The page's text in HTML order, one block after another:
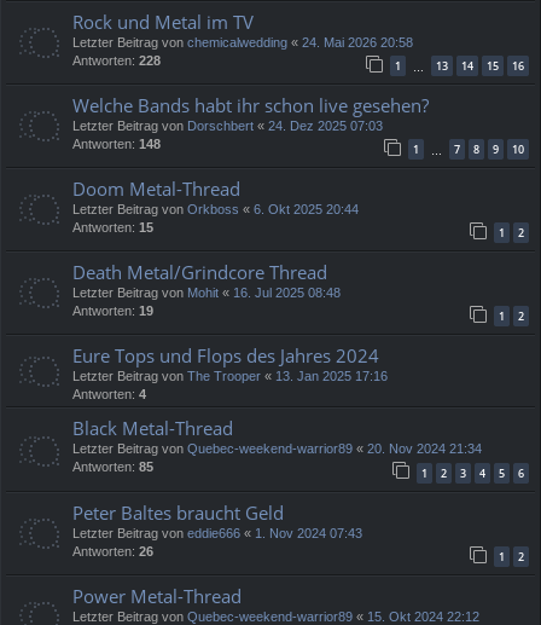
Rock und Metal im TV
Letzter Beitrag von chemicalwedding « 24. Mai 2026 20:58
Antworten: 228 1 … 13 14 15 16
Welche Bands habt ihr schon live gesehen?
Letzter Beitrag von Dorschbert « 24. Dez 2025 07:03
Antworten: 148 1 … 7 8 9 10
Doom Metal-Thread
Letzter Beitrag von Orkboss « 6. Okt 2025 20:44
Antworten: 15 1 2
Death Metal/Grindcore Thread
Letzter Beitrag von Mohit « 16. Jul 2025 08:48
Antworten: 19 1 2
Eure Tops und Flops des Jahres 2024
Letzter Beitrag von The Trooper « 13. Jan 2025 17:16
Antworten: 4
Black Metal-Thread
Letzter Beitrag von Quebec-weekend-warrior89 « 20. Nov 2024 21:34
Antworten: 85 1 2 3 4 5 6
Peter Baltes braucht Geld
Letzter Beitrag von eddie666 « 1. Nov 2024 07:43
Antworten: 26 1 2
Power Metal-Thread
Letzter Beitrag von Quebec-weekend-warrior89 « 15. Okt 2024 22:12